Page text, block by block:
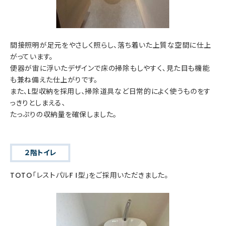
間接照明が足元をやさしく照らし、落ち着いた上質な空間に仕上
がっています。
便器が宙に浮いたデザインで床の掃除もしやすく、見た目も機能
も兼ね備えた仕上がりです。
また、L型収納を採用し、掃除道具など日常的によく使うものをす
っきりとしまえる、
たっぷりの収納量を確保しました。
２階トイレ
TOTO「レストパルF I型」をご採用いただきました。